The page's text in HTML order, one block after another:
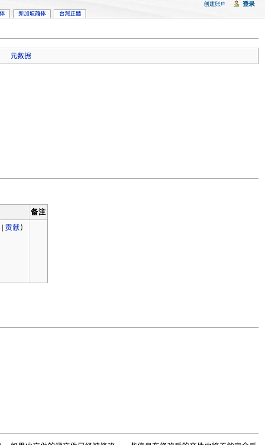
元数据
备注
| 贡献）
新加坡简体 台灣正體
创建账户 登录